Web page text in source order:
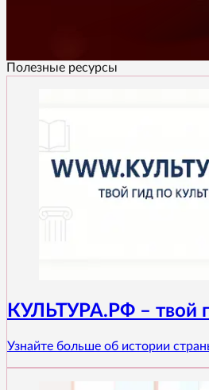
Полезные ресурсы
КУЛЬТУРА.РФ – твой
Узнайте больше об истории